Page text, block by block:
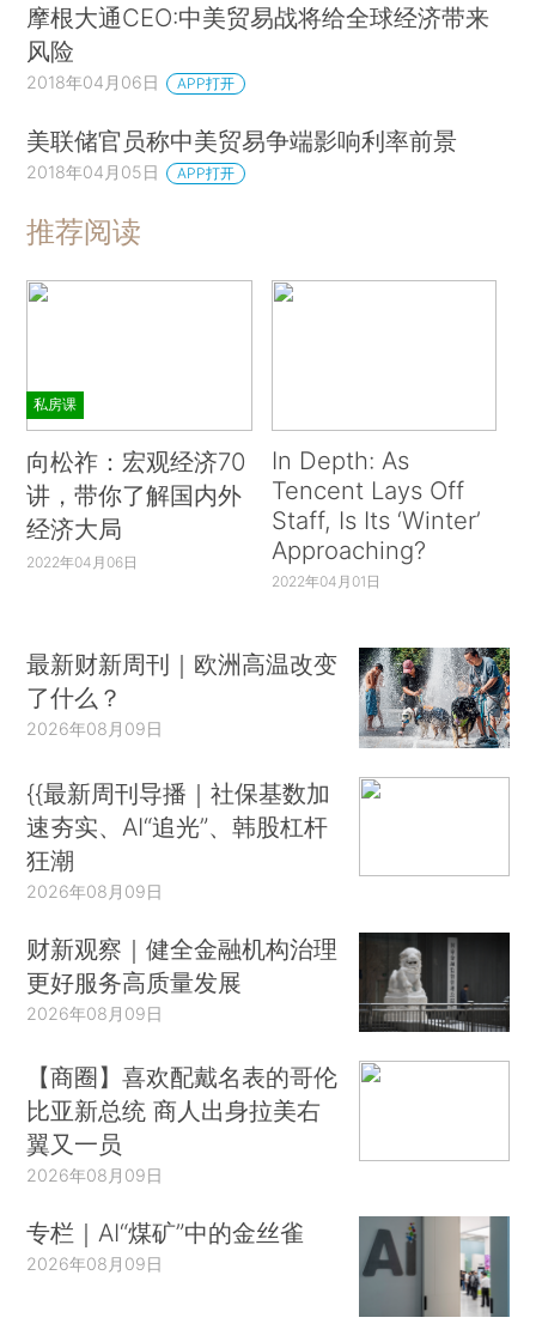
摩根大通CEO:中美贸易战将给全球经济带来
风险
2018年04月06日 APP打开
美联储官员称中美贸易争端影响利率前景
2018年04月05日 APP打开
推荐阅读
私房课
向松祚：宏观经济70
讲，带你了解国内外
经济大局
2022年04月06日
In Depth: As
Tencent Lays Off
Staff, Is Its ‘Winter’
Approaching?
2022年04月01日
最新财新周刊｜欧洲高温改变
了什么？
2026年08月09日
{{最新周刊导播｜社保基数加
速夯实、AI“追光”、韩股杠杆
狂潮
2026年08月09日
财新观察｜健全金融机构治理
更好服务高质量发展
2026年08月09日
【商圈】喜欢配戴名表的哥伦
比亚新总统 商人出身拉美右
翼又一员
2026年08月09日
专栏｜AI“煤矿”中的金丝雀
2026年08月09日